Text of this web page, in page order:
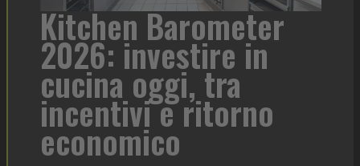
Kitchen Barometer
2026: investire in
cucina oggi, tra
incentivi e ritorno
economico